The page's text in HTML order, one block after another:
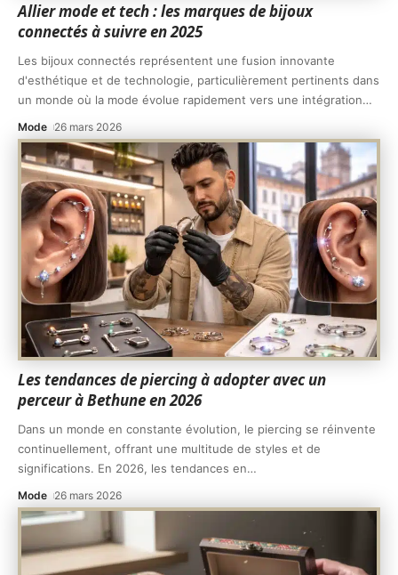
Allier mode et tech : les marques de bijoux
connectés à suivre en 2025
Les bijoux connectés représentent une fusion innovante
d'esthétique et de technologie, particulièrement pertinents dans
un monde où la mode évolue rapidement vers une intégration…
Mode 26 mars 2026
Les tendances de piercing à adopter avec un
perceur à Bethune en 2026
Dans un monde en constante évolution, le piercing se réinvente
continuellement, offrant une multitude de styles et de
significations. En 2026, les tendances en…
Mode 26 mars 2026